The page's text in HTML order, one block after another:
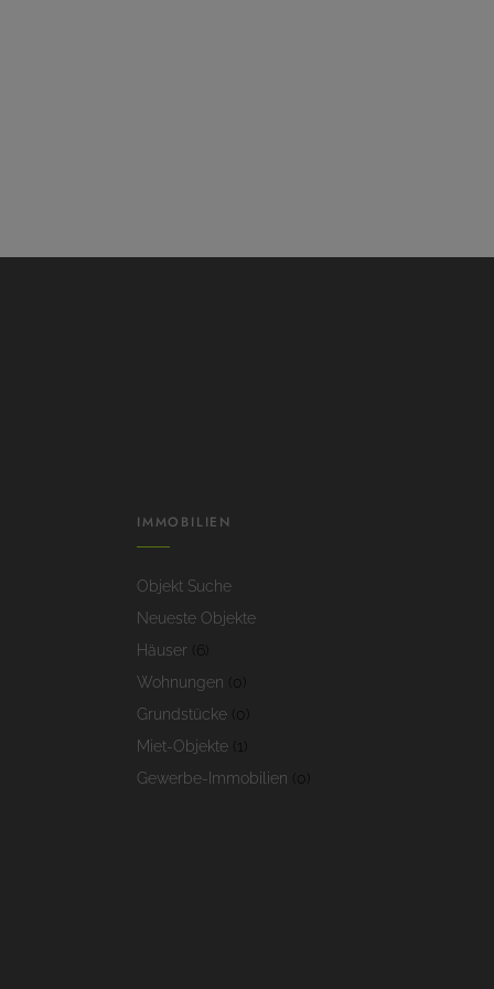
IMMOBILIEN
Objekt Suche
Neueste Objekte
Häuser
Wohnungen
Grundstücke
Miet-Objekte
Gewerbe-Immobilien